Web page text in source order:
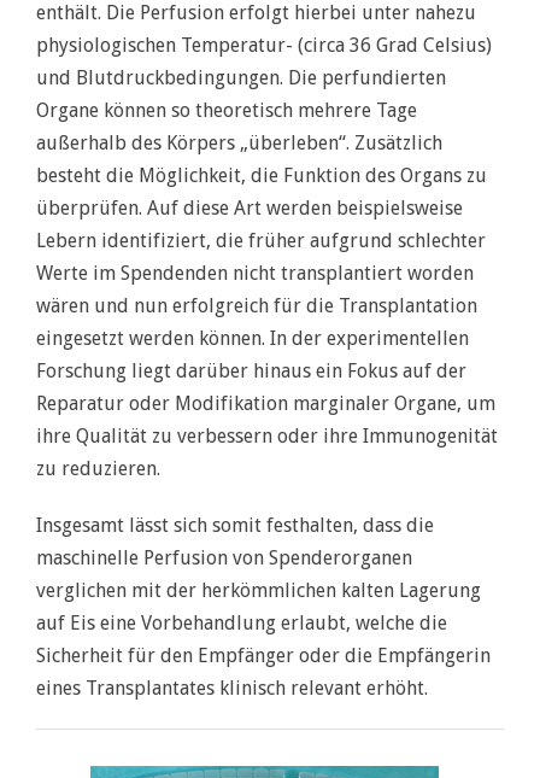
enthält. Die Perfusion erfolgt hierbei unter nahezu
physiologischen Temperatur- (circa 36 Grad Celsius)
und Blutdruckbedingungen. Die perfundierten
Organe können so theoretisch mehrere Tage
außerhalb des Körpers „überleben“. Zusätzlich
besteht die Möglichkeit, die Funktion des Organs zu
überprüfen. Auf diese Art werden beispielsweise
Lebern identifiziert, die früher aufgrund schlechter
Werte im Spendenden nicht transplantiert worden
wären und nun erfolgreich für die Transplantation
eingesetzt werden können. In der experimentellen
Forschung liegt darüber hinaus ein Fokus auf der
Reparatur oder Modifikation marginaler Organe, um
ihre Qualität zu verbessern oder ihre Immunogenität
zu reduzieren.
Insgesamt lässt sich somit festhalten, dass die
maschinelle Perfusion von Spenderorganen
verglichen mit der herkömmlichen kalten Lagerung
auf Eis eine Vorbehandlung erlaubt, welche die
Sicherheit für den Empfänger oder die Empfängerin
eines Transplantates klinisch relevant erhöht.